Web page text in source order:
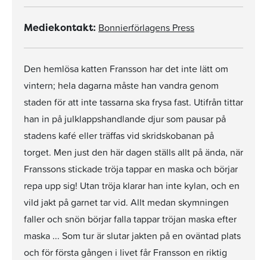
Mediekontakt: Bonnierförlagens Press
Den hemlösa katten Fransson har det inte lätt om
vintern; hela dagarna måste han vandra genom
staden för att inte tassarna ska frysa fast. Utifrån tittar
han in på julklappshandlande djur som pausar på
stadens kafé eller träffas vid skridskobanan på
torget. Men just den här dagen ställs allt på ända, när
Franssons stickade tröja tappar en maska och börjar
repa upp sig! Utan tröja klarar han inte kylan, och en
vild jakt på garnet tar vid. Allt medan skymningen
faller och snön börjar falla tappar tröjan maska efter
maska ... Som tur är slutar jakten på en oväntad plats
och för första gången i livet får Fransson en riktig